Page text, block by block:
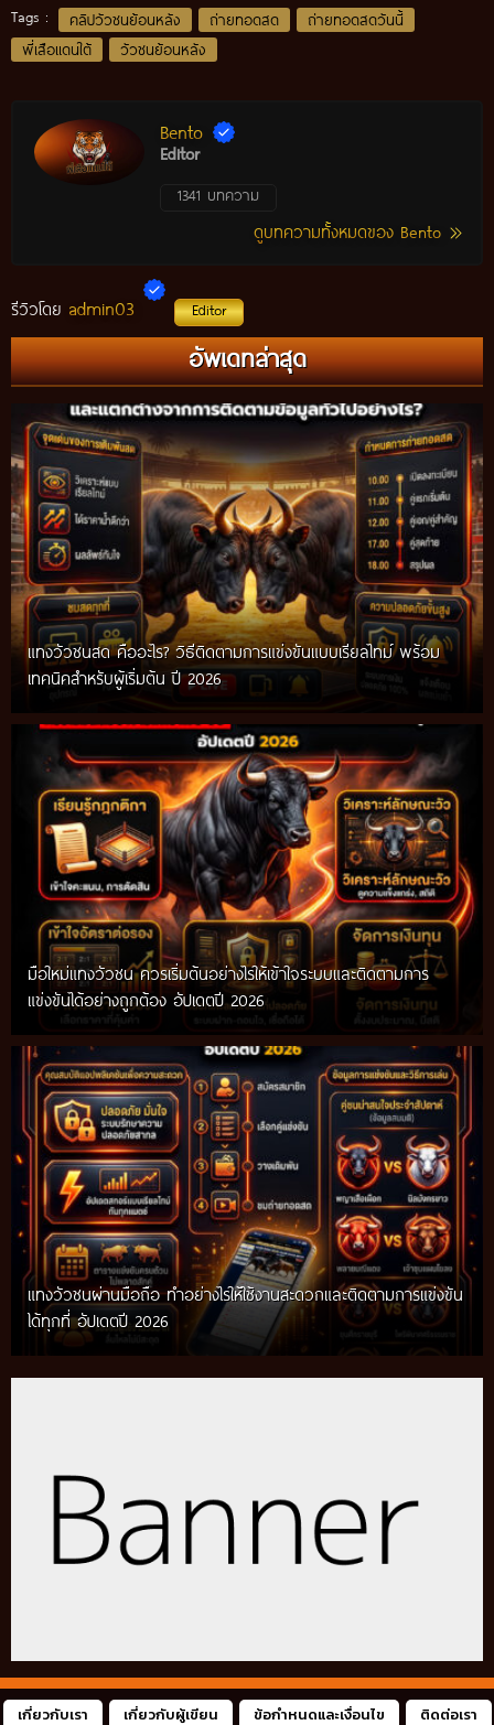
Tags : คลิปวัวชนย้อนหลัง ถ่ายทอดสด
ถ่ายทอดสดวันนี้
พี่เสือแดนใต้
วัวชนย้อนหลัง
Bento
Editor
1341 บทความ
ดูบทความทั้งหมดของ Bento
รีวิวโดย admin03 Editor
อัพเดทล่าสุด
แทงวัวชนสด คืออะไร? วิธีติดตามการแข่งขันแบบเรียลไทม์ พร้อม
เทคนิคสำหรับผู้เริ่มต้น ปี 2026
มือใหม่แทงวัวชน ควรเริ่มต้นอย่างไรให้เข้าใจระบบและติดตามการ
แข่งขันได้อย่างถูกต้อง อัปเดตปี 2026
แทงวัวชนผ่านมือถือ ทำอย่างไรให้ใช้งานสะดวกและติดตามการแข่งขัน
ได้ทุกที่ อัปเดตปี 2026
เกี่ยวกับเรา เกี่ยวกับผู้เขียน ข้อกำหนดและเงื่อนไข ติดต่อเรา